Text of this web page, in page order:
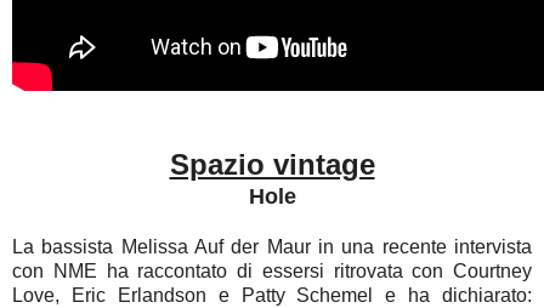
Spazio vintage
Hole
La bassista Melissa Auf der Maur in una recente intervista
con NME ha raccontato di essersi ritrovata con Courtney
Love, Eric Erlandson e Patty Schemel e ha dichiarato: